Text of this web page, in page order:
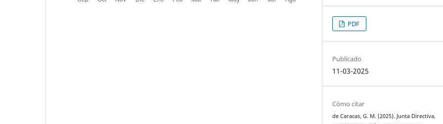
PDF
Publicado
11-03-2025
Cómo citar
de Caracas, G. M. (2025). Junta Directiva,